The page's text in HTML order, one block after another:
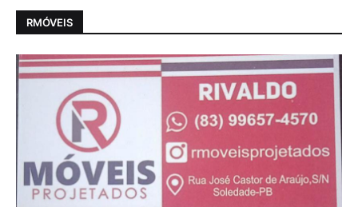
RMÓVEIS